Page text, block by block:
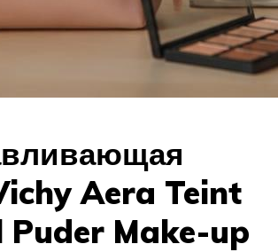
Aera Teint
Puder Make-up